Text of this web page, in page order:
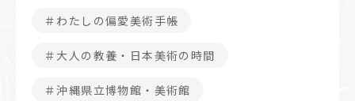
＃わたしの偏愛美術手帳
＃大人の教養・日本美術の時間
＃沖縄県立博物館・美術館